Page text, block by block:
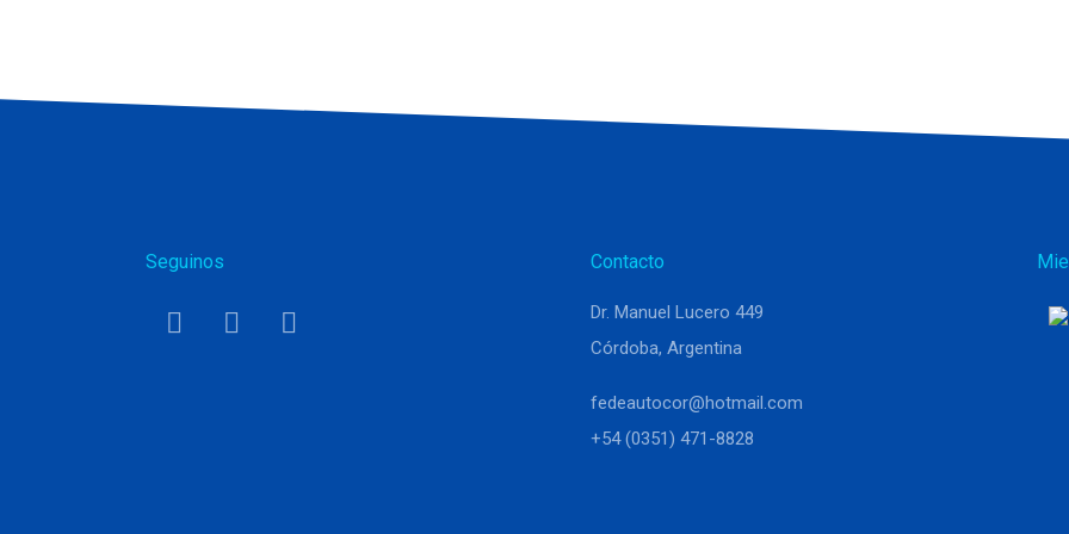
Seguinos Contacto
Dr. Manuel Lucero 449
Córdoba, Argentina
fedeautocor@hotmail.com
+54 (0351) 471-8828